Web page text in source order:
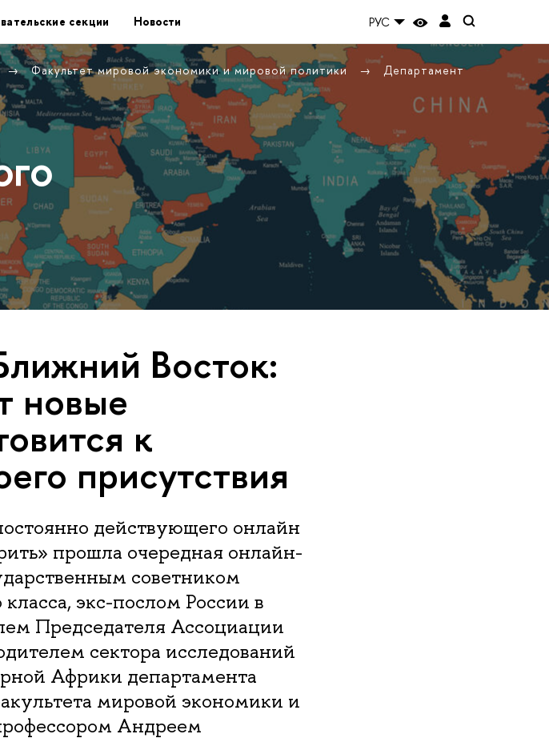
секции Новости РУС
Факультет мировой экономики и мировой политики
Департамент
Восток:
новые
к
присутствия
действующего онлайн
прошла очередная онлайн-
советником
экс-послом России в
Председателя Ассоциации
сектора исследований
Африки департамента
мировой экономики и
Андреем